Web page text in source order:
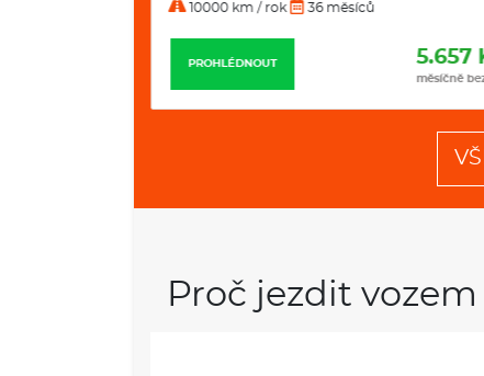
10000 km / rok 36 měsíců
PROHLÉDNOUT 5.657
měsíčně
Proč jezdit